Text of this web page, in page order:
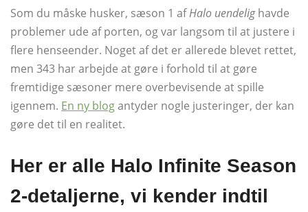
Som du måske husker, sæson 1 afHalo uendelighavde
problemer ude af porten, og var langsom til at justere i
flere henseender. Noget af det er allerede blevet rettet,
men 343 har arbejde at gøre i forhold til at gøre
fremtidige sæsoner mere overbevisende at spille
igennem. En ny blogantyder nogle justeringer, der kan
gøre det til en realitet.
Her er alle Halo Infinite Season
2-detaljerne, vi kender indtil